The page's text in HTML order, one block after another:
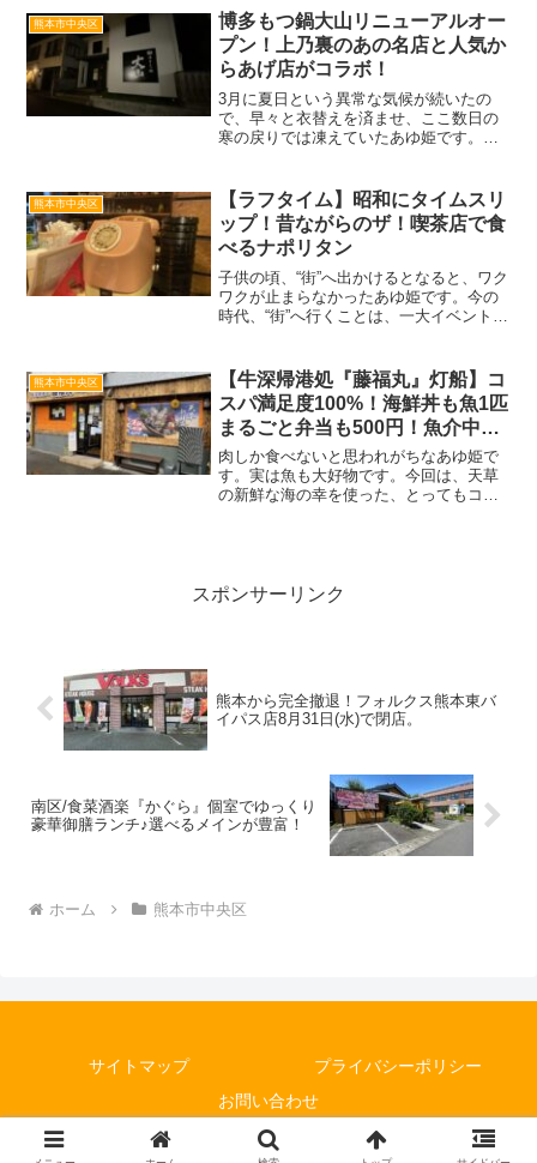
ッサムビル下通2ビルの4階。『小皿逆螺
子(こざらさかねじ...
熊本市中央区
博多もつ鍋大山リニューアルオー
プン！上乃裏のあの名店と人気か
らあげ店がコラボ！
3月に夏日という異常な気候が続いたの
で、早々と衣替えを済ませ、ここ数日の
寒の戻りでは凍えていたあゆ姫です。寒
リニューアルオープンするという、私の
中では衝撃的BIGニュー...
熊本市中央区
【ラフタイム】昭和にタイムスリ
ップ！昔ながらのザ！喫茶店で食
べるナポリタン
子供の頃、“街”へ出かけるとなると、ワク
ワクが止まらなかったあゆ姫です。今の
時代、“街”へ行くことは、一大イベントと
供の頃は“街”へ買い物に行くとなると、お
めかし用の洋...
熊本市中央区
【牛深帰港処『藤福丸』灯船】コ
スパ満足度100%！海鮮丼も魚1匹
まるごと弁当も500円！魚介中心
の日替わり弁当！
肉しか食べないと思われがちなあゆ姫で
す。実は魚も大好物です。今回は、天草
の新鮮な海の幸を使った、とってもコス
スポンサーリンク
熊本から完全撤退！フォルクス熊本東バ
イパス店8月31日(水)で閉店。
南区/食菜酒楽『かぐら』個室でゆっくり
豪華御膳ランチ♪選べるメインが豊富！
ホーム 熊本市中央区
サイトマップ
プライバシーポリシー
お問い合わせ
© 2021 前ちゃんネル.com.